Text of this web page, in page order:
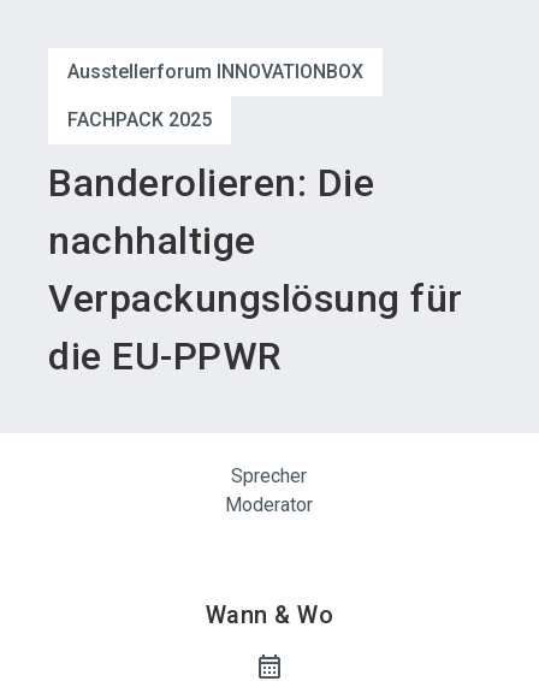
Ausstellerforum INNOVATIONBOX
FACHPACK 2025
Banderolieren: Die
nachhaltige
Verpackungslösung für
die EU-PPWR
Sprecher
Moderator
Wann & Wo
calendar_month